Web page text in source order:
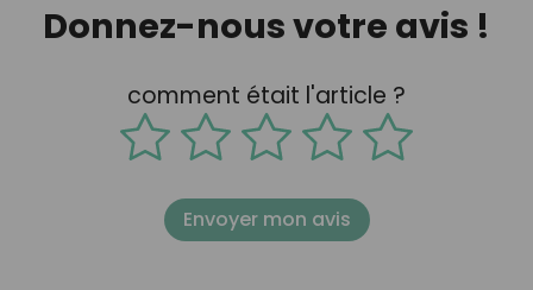
Donnez-nous votre avis !
comment était l'article ?
Envoyer mon avis